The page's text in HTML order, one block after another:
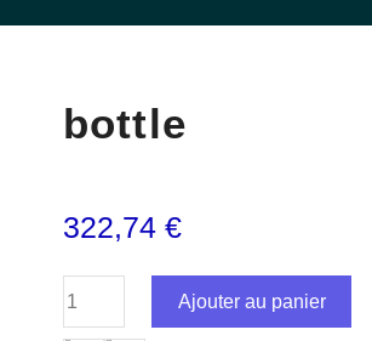
bottle
322,74€
Ajouter au panier